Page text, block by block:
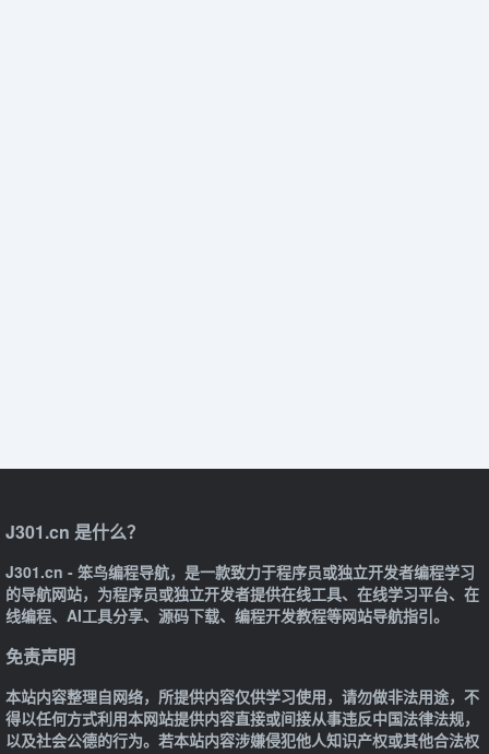
J301.cn 是什么？
J301.cn - 笨鸟编程导航，是一款致力于程序员或独立开发者编程学习
的导航网站，为程序员或独立开发者提供在线工具、在线学习平台、在
线编程、AI工具分享、源码下载、编程开发教程等网站导航指引。
免责声明
本站内容整理自网络，所提供内容仅供学习使用，请勿做非法用途，不
得以任何方式利用本网站提供内容直接或间接从事违反中国法律法规，
以及社会公德的行为。若本站内容涉嫌侵犯他人知识产权或其他合法权